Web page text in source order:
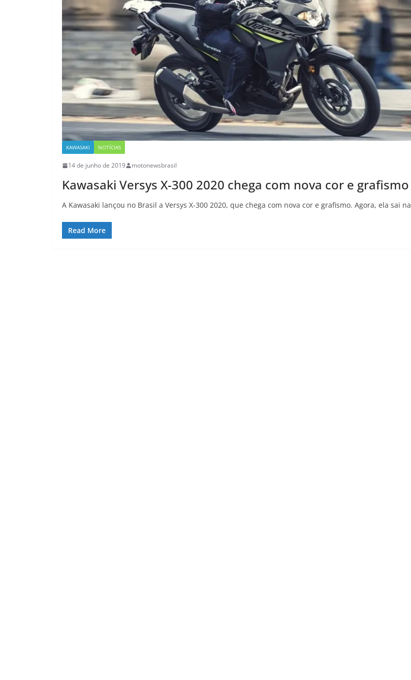
KAWASAKI NOTÍCIAS
14 de junho de 2019 motonewsbrasil
Kawasaki Versys X-300 2020 chega com nova cor e grafismo
A Kawasaki lançou no Brasil a Versys X-300 2020, que chega com nova cor e grafismo. Agora, ela sai na
Read More